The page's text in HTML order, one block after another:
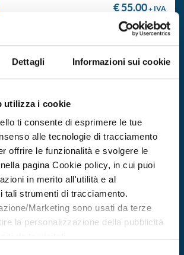
Dettagli Informazioni sui cookie
utilizza i cookie
ti consente di esprimere le tue
alle tecnologie di tracciamento
offrire le funzionalità e svolgere le
pagina Cookie policy, in cui puoi
in merito all'utilità e al
tali strumenti di tracciamento.
Marketing sono usati da terze
la personalizzazione della pubblicità
€ 55.00+ IVA
b e c)
€ 55.00
b e c)